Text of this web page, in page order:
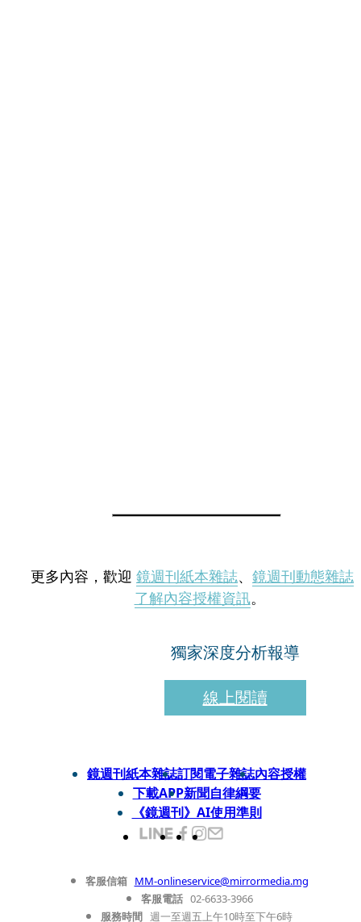
更多內容，歡迎 鏡週刊紙本雜誌、 鏡週刊動態雜誌
了解內容授權資訊。
獨家深度分析報導
線上閱讀
鏡週刊紙本雜誌訂閱電子雜誌內容授權
下載APP新聞自律綱要
《鏡週刊》AI使用準則
客服信箱 MM-onlineservice@mirrormedia.mg
客服電話 02-6633-3966
服務時間 週一至週五上午10時至下午6時